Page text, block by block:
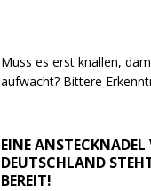
Muss es erst knallen,
aufwacht? Bittere
EINE
DEUTSCHLAND
BEREIT!